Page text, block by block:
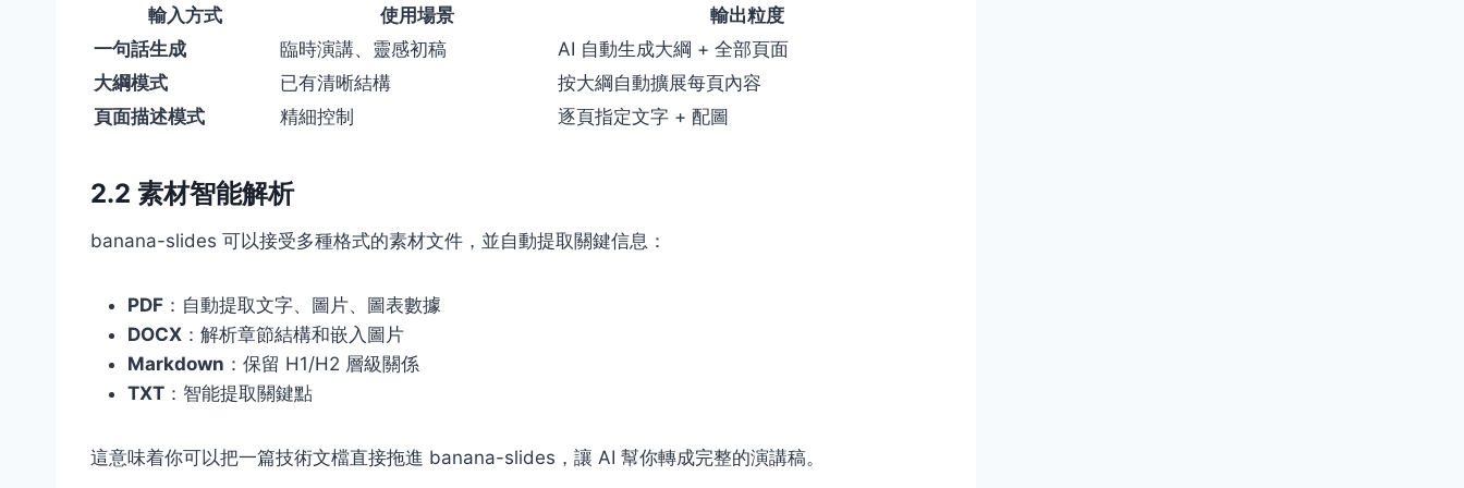
輸入方式 使用場景
輸出粒度
一句話生成
臨時演講、靈感初稿
AI 自動生成大綱 + 全部頁面
大綱模式
已有清晰結構
按大綱自動擴展每頁內容
頁面描述模式
精細控制 逐頁指定文字 + 配圖
2.2 素材智能解析
banana-slides 可以接受多種格式的素材文件，並自動提取關鍵信息：
PDF ：自動提取文字、圖片、圖表數據
DOCX ：解析章節結構和嵌入圖片
Markdown ：保留 H1/H2 層級關係
TXT ：智能提取關鍵點
這意味着你可以把一篇技術文檔直接拖進 banana-slides，讓 AI 幫你轉成完整的演講稿。